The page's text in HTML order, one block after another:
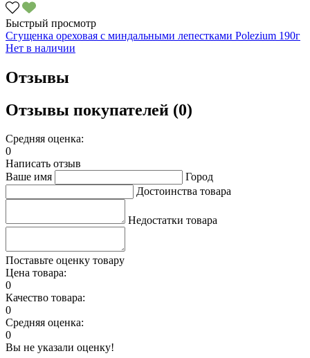
Быстрый просмотр
Сгущенка ореховая с миндальными лепестками Polezium 190г
Нет в наличии
Отзывы
Отзывы покупателей (0)
Средняя оценка:
0
Написать отзыв
Ваше имя
Город
Достоинства товара
Недостатки товара
Поставьте оценку товару
Цена товара:
0
Качество товара:
0
Средняя оценка:
0
Вы не указали оценку!